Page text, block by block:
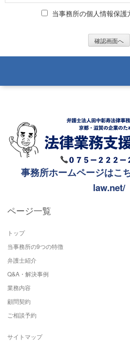
を保護することが社会的責務であると
また安全にご滞在いただけるように当
当事務所が収集するご依頼人様の個人
た上で、目的の範囲内に限ります。ま
収集目的から逸脱しない範囲とします。
収集した個人情報は、同目的の範囲内
の事前承諾なしに目的外利用や第三者
個人情報に関する不正アクセス、紛失
令、規範を遵守します。
当事務所は、個人情報保護に関する管
続的改善を実施します。
2. 個人情報の第三者への開示について
当事務所は、ご依頼人様のプライバシー
するために細心の注意を払っています。
利用されたことに伴い取得した個人情報
号の場合には、ご依頼人様の事前の同意
様の個人情報を開示できるものとします。
●当事務所、他のご依頼人様またはその
当事務所の個人情報保護
事務所ホームページはこ
law.net/
ページ一覧
トップ
当事務所の9つの特徴
弁護士紹介
Q&A・解決事例
業務内容
顧問契約
ご相談予約
サイトマップ